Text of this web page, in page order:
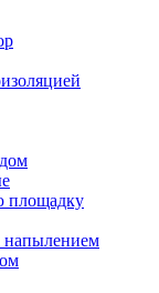
площадку
напылением